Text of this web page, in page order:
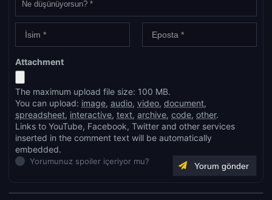
Attachment
The maximum upload file size: 100 MB.
You can upload: image, audio, video, document,
spreadsheet, interactive, text, archive, code, other.
Links to YouTube, Facebook, Twitter and other services
inserted in the comment text will be automatically
embedded.
Yorumunuz spoiler içeriyor mu?